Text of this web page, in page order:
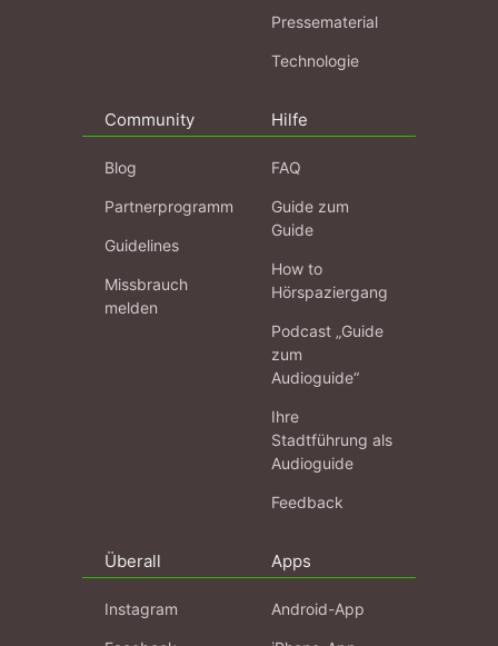
Pressematerial
Technologie
Community
Blog
Partnerprogramm
Guidelines
Missbrauch
melden
Hilfe
FAQ
Guide zum
Guide
How to
Hörspaziergang
Podcast „Guide
zum
Audioguide“
Ihre
Stadtführung als
Audioguide
Feedback
Überall
Instagram
Apps
Android-App